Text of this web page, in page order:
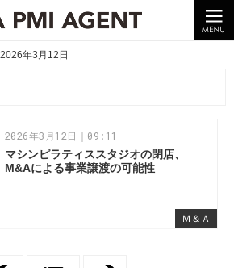
2026年3月12日
却はM＆A PMI AGENTへ。
承継のポイントや成功事例をわかりやすくご紹介
Ｍ＆Ａ
2026年3月12日｜09:11
マシンピラティススタジオの閉店、
M&Aによる事業譲渡の可能性
2026年3月12日